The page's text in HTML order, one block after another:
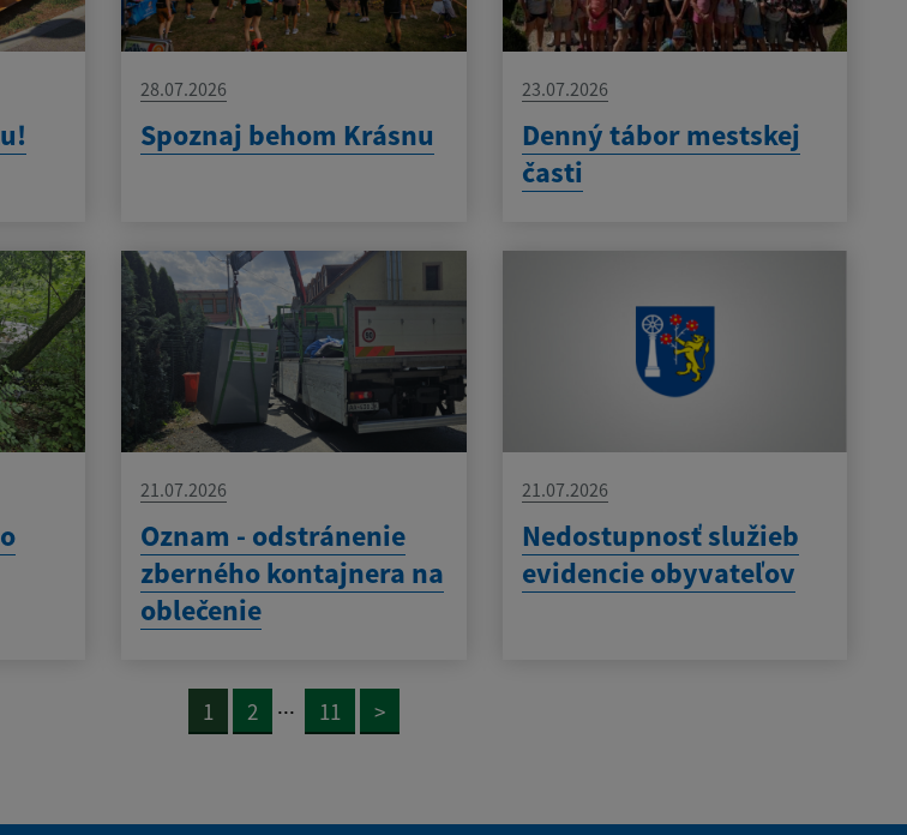
28.07.2026
Spoznaj behom Krásnu
23.07.2026
Denný tábor mestskej
časti
21.07.2026
Oznam - odstránenie
zberného kontajnera na
oblečenie
21.07.2026
Nedostupnosť služieb
evidencie obyvateľov
1 2 ... 11 >